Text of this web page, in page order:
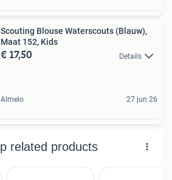
Scouting Blouse Waterscouts (Blauw),
Maat 152, Kids
€ 17,50 Details
Almelo 27 jun 26